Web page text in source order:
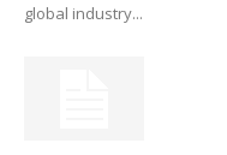
global industry...